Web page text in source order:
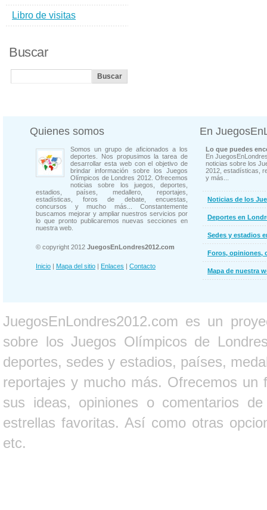
Libro de visitas
Buscar
Quienes somos
Somos un grupo de aficionados a los
deportes. Nos propusimos la tarea de
desarrollar esta web con el objetivo de
brindar información sobre los Juegos
Olímpicos de Londres 2012. Ofrecemos
noticias sobre los juegos, deportes,
estadios, países, medallero, reportajes,
estadísticas, foros de debate, encuestas,
concursos y mucho más... Constantemente
buscamos mejorar y ampliar nuestros servicios por
lo que pronto publicaremos nuevas secciones en
nuestra web.
© copyright 2012 JuegosEnLondres2012.com
Inicio | Mapa del sitio | Enlaces | Contacto
En
Lo que puedes
En
noticias sobre los
2012, estadísticas,
y más...
Noticias de los
Deportes en
Sedes y estadios
Foros, opiniones,
Mapa de nuestra
JuegosEnLondres2012.com es un
sobre los Juegos Olímpicos de
deportes, sedes y estadios, países,
reportajes y mucho más. Ofrecemos un
sus ideas, opiniones o comentarios
estrellas favoritas. Así como otras
etc.